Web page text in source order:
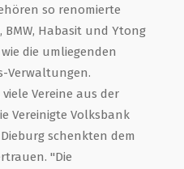
so renomierte
BMW, Habasit und Ytong
die umliegenden
Verwaltungen.
Vereine aus der
Vereinigte Volksbank
schenkten dem
"Die